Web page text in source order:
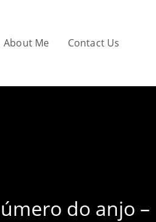
About Me Contact Us
do anjo